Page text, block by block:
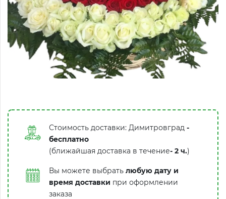
Стоимость доставки: Димитровград -
бесплатно
(ближайшая доставка в течение- 2 ч.)
Вы можете выбрать любую дату и
время доставки при оформлении
заказа